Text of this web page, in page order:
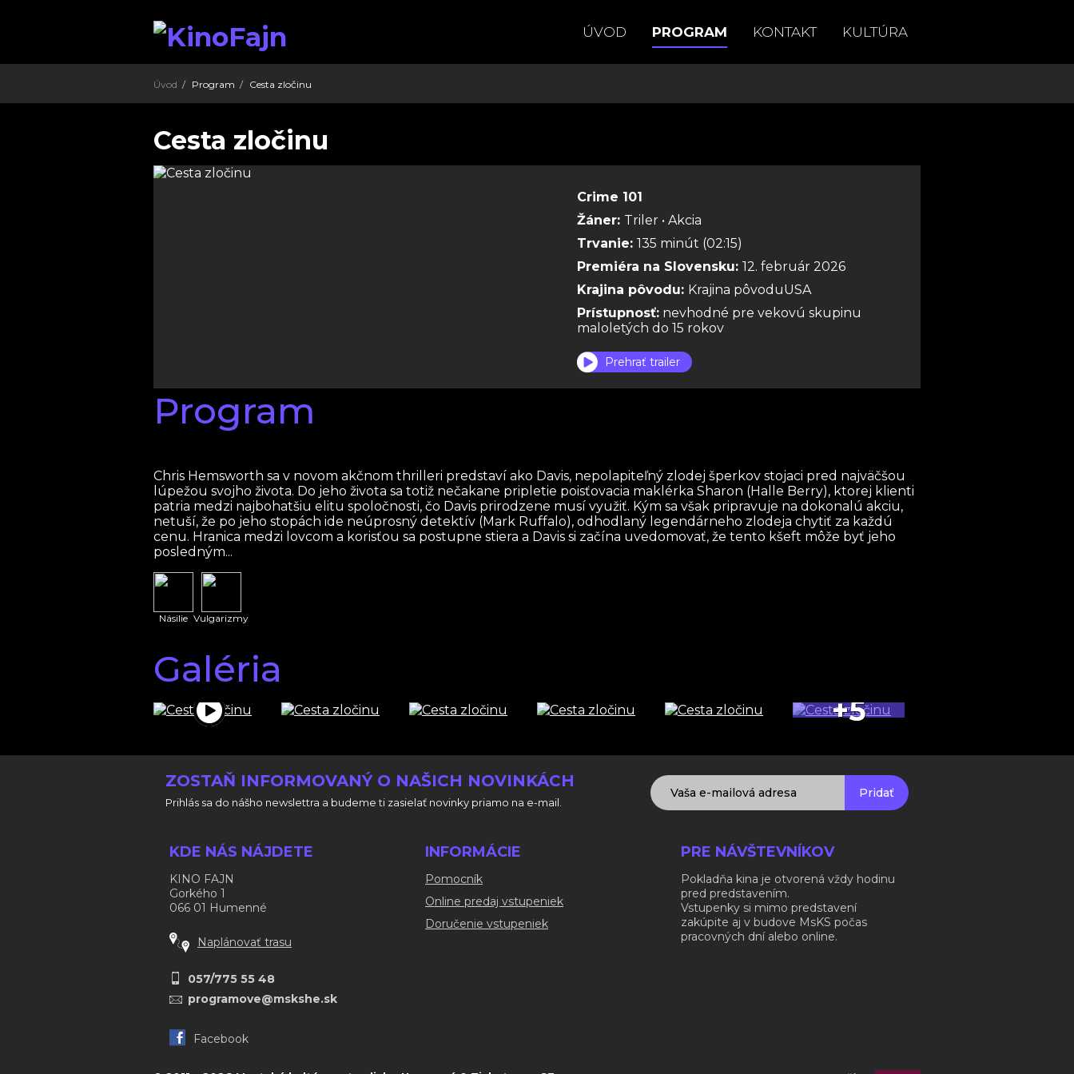
ÚVOD PROGRAM KONTAKT KULTÚRA
Úvod Program Cesta zločinu
Cesta zločinu
Crime 101
Žáner: Triler • Akcia
Trvanie: 135 minút (02:15)
Premiéra na Slovensku: 12. február 2026
Krajina pôvodu: Krajina pôvoduUSA
Prístupnosť: nevhodné pre vekovú skupinu
maloletých do 15 rokov
Prehrať trailer
Program
Chris Hemsworth sa v novom akčnom thrilleri predstaví ako Davis, nepolapiteľný zlodej šperkov stojaci pred najväčšou
lúpežou svojho života. Do jeho života sa totiž nečakane pripletie poisťovacia maklérka Sharon (Halle Berry), ktorej klienti
patria medzi najbohatšiu elitu spoločnosti, čo Davis prirodzene musí využiť. Kým sa však pripravuje na dokonalú akciu,
netuší, že po jeho stopách ide neúprosný detektív (Mark Ruffalo), odhodlaný legendárneho zlodeja chytiť za každú
cenu. Hranica medzi lovcom a korisťou sa postupne stiera a Davis si začína uvedomovať, že tento kšeft môže byť jeho
posledným...
Násilie Vulgarizmy
Galéria
+5
ZOSTAŇ INFORMOVANÝ O NAŠICH NOVINKÁCH
Prihlás sa do nášho newslettra a budeme ti zasielať novinky priamo na e-mail.
Pridať
KDE NÁS NÁJDETE
KINO FAJN
Gorkého 1
066 01 Humenné
Naplánovať trasu
057/775 55 48
programove@mskshe.sk
Facebook
INFORMÁCIE
Pomocník
Online predaj vstupeniek
Doručenie vstupeniek
PRE NÁVŠTEVNÍKOV
Pokladňa kina je otvorená vždy hodinu
pred predstavením.
Vstupenky si mimo predstavení
zakúpite aj v budove MsKS počas
pracovných dní alebo online.